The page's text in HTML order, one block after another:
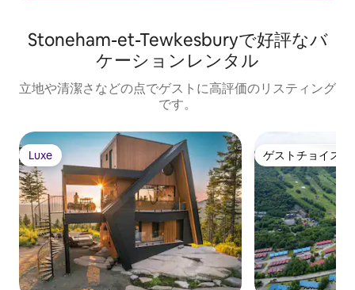
Stoneham-et-Tewkesburyで好評なバ
ケーションレンタル
立地や清潔さなどの点でゲストに高評価のリスティング
です。
Luxe
Luxe ゲストチョイス
ゲストチョイス